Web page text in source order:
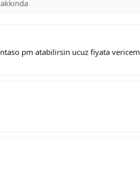
pm atabilirsin ucuz fiyata vericem